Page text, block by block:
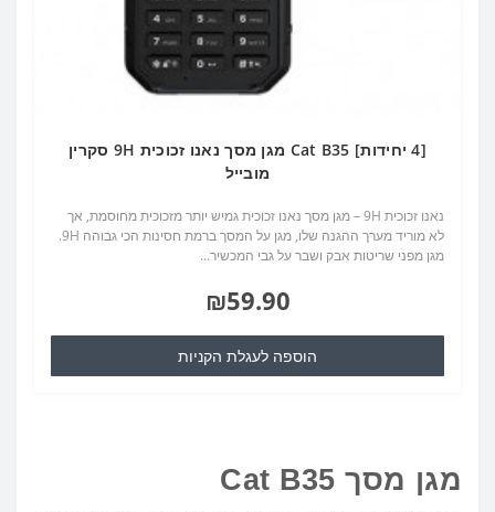
[4 יחידות] Cat B35 מגן מסך נאנו זכוכית 9H סקרין
מובייל
נאנו זכוכית 9H – מגן מסך נאנו זכוכית גמיש יותר מזכוכית מחוסמת, אך
לא מוריד מערך ההגנה שלו, מגן על המסך ברמת חסינות הכי גבוהה 9H.
מגן מפני שריטות אבק ושבר על גבי המכשיר...
₪59.90
הוספה לעגלת הקניות
מגן מסך Cat B35